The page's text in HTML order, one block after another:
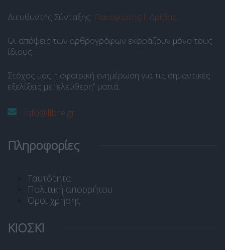
Διευθυντής Σύνταξης: Παναγιώτης Ι. Δρίβας.
Οι απόψεις των αρθρογράφων εκφράζουν μόνο τους
ίδιους.
Στόχος μας η σφαιρική ενημέρωση για τις σημαντικές
εξελίξεις με “ελεύθερη” ματιά.
info@libre.gr
Πληροφορίες
Ταυτότητα
Πολιτική απορρήτου
Όροι χρήσης
ΚΙΟΣΚΙ